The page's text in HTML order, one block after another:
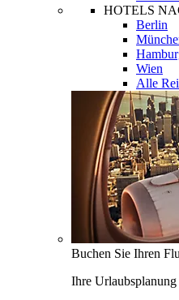
HOTELS
Berlin
Wien
Alle
Buchen Sie Ihren
Ihre